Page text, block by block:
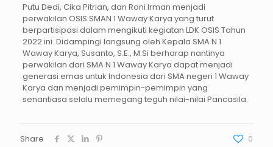
Putu Dedi, Cika Pitrian, dan Roni Irman menjadi
perwakilan OSIS SMAN 1 Waway Karya yang turut
berpartisipasi dalam mengikuti kegiatan LDK OSIS Tahun
2022 ini. Didampingi langsung oleh Kepala SMA N 1
Waway Karya, Susanto, S.E., M.Si berharap nantinya
perwakilan dari SMA N 1 Waway Karya dapat menjadi
generasi emas untuk Indonesia dari SMA negeri 1 Waway
Karya dan menjadi pemimpin-pemimpin yang
senantiasa selalu memegang teguh nilai-nilai Pancasila.
Share 0